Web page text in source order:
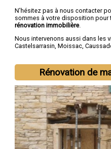
N'hésitez pas à nous contacter
sommes à votre disposition pour
rénovation immobilière
Nous intervenons aussi dans les
Castelsarrasin, Moissac,
Rénovation de